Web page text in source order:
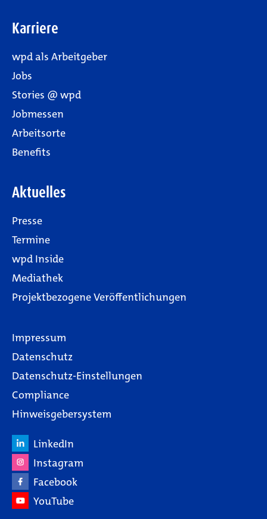
Karriere
wpd als Arbeitgeber
Jobs
Stories @ wpd
Jobmessen
Arbeitsorte
Benefits
Aktuelles
Presse
Termine
wpd Inside
Mediathek
Projektbezogene Veröffentlichungen
Impressum
Datenschutz
Datenschutz-Einstellungen
Compliance
Hinweisgebersystem
LinkedIn
Instagram
Facebook
YouTube